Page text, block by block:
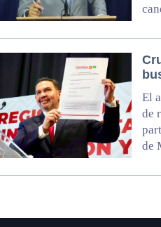
El
de
de